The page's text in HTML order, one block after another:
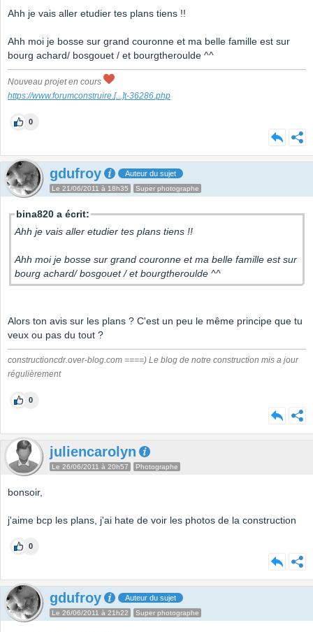
Ahh je vais aller etudier tes plans tiens !!
Ahh moi je bosse sur grand couronne et ma belle famille est sur
bourg achard/ bosgouet / et bourgtheroulde ^^
Nouveau projet en cours
https://www.forumconstruire.[...]t-36286.php
0
gdufroy Auteur du sujet
Le 21/06/2011 à 18h35 Super photographe
bina820 a écrit:
Ahh je vais aller etudier tes plans tiens !!
Ahh moi je bosse sur grand couronne et ma belle famille est sur
bourg achard/ bosgouet / et bourgtheroulde ^^
Alors ton avis sur les plans ? C'est un peu le même principe que tu
veux ou pas du tout ?
constructioncdr.over-blog.com ====) Le blog de notre construction mis a jour
régulièrement
0
juliencarolyn
Le 26/06/2011 à 20h57 Photographe
bonsoir,
j'aime bcp les plans, j'ai hate de voir les photos de la construction
0
gdufroy Auteur du sujet
Le 26/06/2011 à 21h22 Super photographe